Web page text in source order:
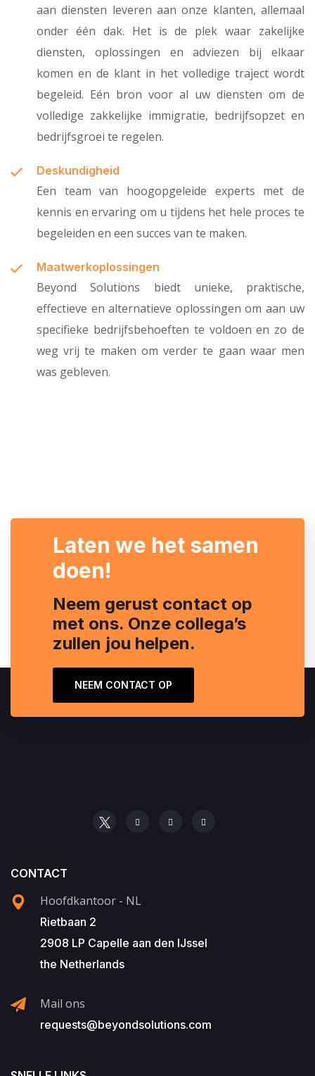
aan diensten leveren aan onze klanten, allemaal
onder één dak. Het is de plek waar zakelijke
diensten, oplossingen en adviezen bij elkaar
komen en de klant in het volledige traject wordt
begeleid. Eén bron voor al uw diensten om de
volledige zakkelijke immigratie, bedrijfsopzet en
bedrijfsgroei te regelen.
Deskundigheid
Een team van hoogopgeleide experts met de
kennis en ervaring om u tijdens het hele proces te
begeleiden en een succes van te maken.
Maatwerkoplossingen
Beyond Solutions biedt unieke, praktische,
effectieve en alternatieve oplossingen om aan uw
specifieke bedrijfsbehoeften te voldoen en zo de
weg vrij te maken om verder te gaan waar men
was gebleven.
Laten we het samen
doen!
Neem gerust contact op
met ons. Onze collega’s
zullen jou helpen.
NEEM CONTACT OP
CONTACT
Hoofdkantoor - NL
Rietbaan 2
2908 LP Capelle aan den IJssel
the Netherlands
Mail ons
requests@beyondsolutions.com